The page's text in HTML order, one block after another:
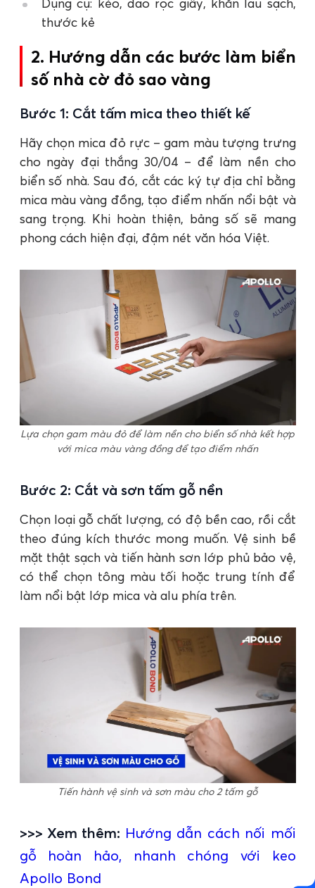
Dụng cụ: kéo, dao rọc giấy, khăn lau sạch,
thước kẻ
2. Hướng dẫn các bước làm biển
số nhà cờ đỏ sao vàng
Bước 1: Cắt tấm mica theo thiết kế
Hãy chọn mica đỏ rực – gam màu tượng trưng
cho ngày đại thắng 30/04 – để làm nền cho
biển số nhà. Sau đó, cắt các ký tự địa chỉ bằng
mica màu vàng đồng, tạo điểm nhấn nổi bật và
sang trọng. Khi hoàn thiện, bảng số sẽ mang
phong cách hiện đại, đậm nét văn hóa Việt.
Lựa chọn gam màu đỏ để làm nền cho biển số nhà kết hợp
với mica màu vàng đồng để tạo điểm nhấn
Bước 2: Cắt và sơn tấm gỗ nền
Chọn loại gỗ chất lượng, có độ bền cao, rồi cắt
theo đúng kích thước mong muốn. Vệ sinh bề
mặt thật sạch và tiến hành sơn lớp phủ bảo vệ,
có thể chọn tông màu tối hoặc trung tính để
làm nổi bật lớp mica và alu phía trên.
Tiến hành vệ sinh và sơn màu cho 2 tấm gỗ
>>> Xem thêm: Hướng dẫn cách nối mối
gỗ hoàn hảo, nhanh chóng với keo
Apollo Bond